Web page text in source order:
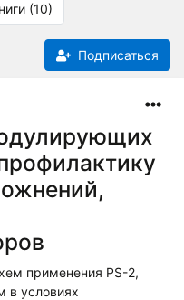
(10)
Подписаться
применения PS-2,
в условиях